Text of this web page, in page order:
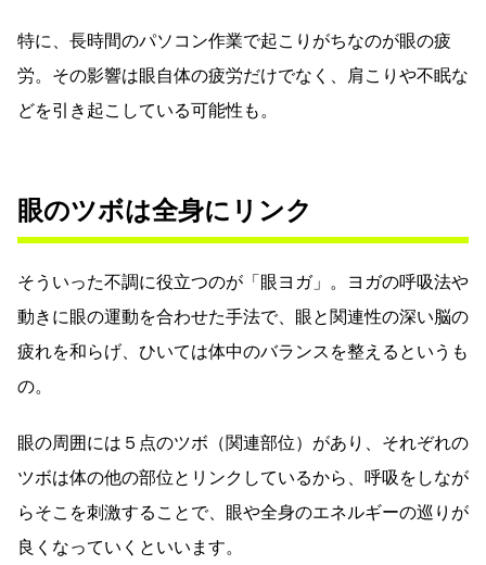
特に、長時間のパソコン作業で起こりがちなのが眼の疲
労。その影響は眼自体の疲労だけでなく、肩こりや不眠な
どを引き起こしている可能性も。
眼のツボは全身にリンク
そういった不調に役立つのが「眼ヨガ」。ヨガの呼吸法や
動きに眼の運動を合わせた手法で、眼と関連性の深い脳の
疲れを和らげ、ひいては体中のバランスを整えるというも
の。
眼の周囲には５点のツボ（関連部位）があり、それぞれの
ツボは体の他の部位とリンクしているから、呼吸をしなが
らそこを刺激することで、眼や全身のエネルギーの巡りが
良くなっていくといいます。